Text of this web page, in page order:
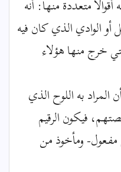
أقوالا متعددة منها: أنه
أو الوادي الذي كان فيه
خرج منها هؤلاء
المراد به اللوح الذي
فيكون الرقيم
مفعول- ومأخوذ من